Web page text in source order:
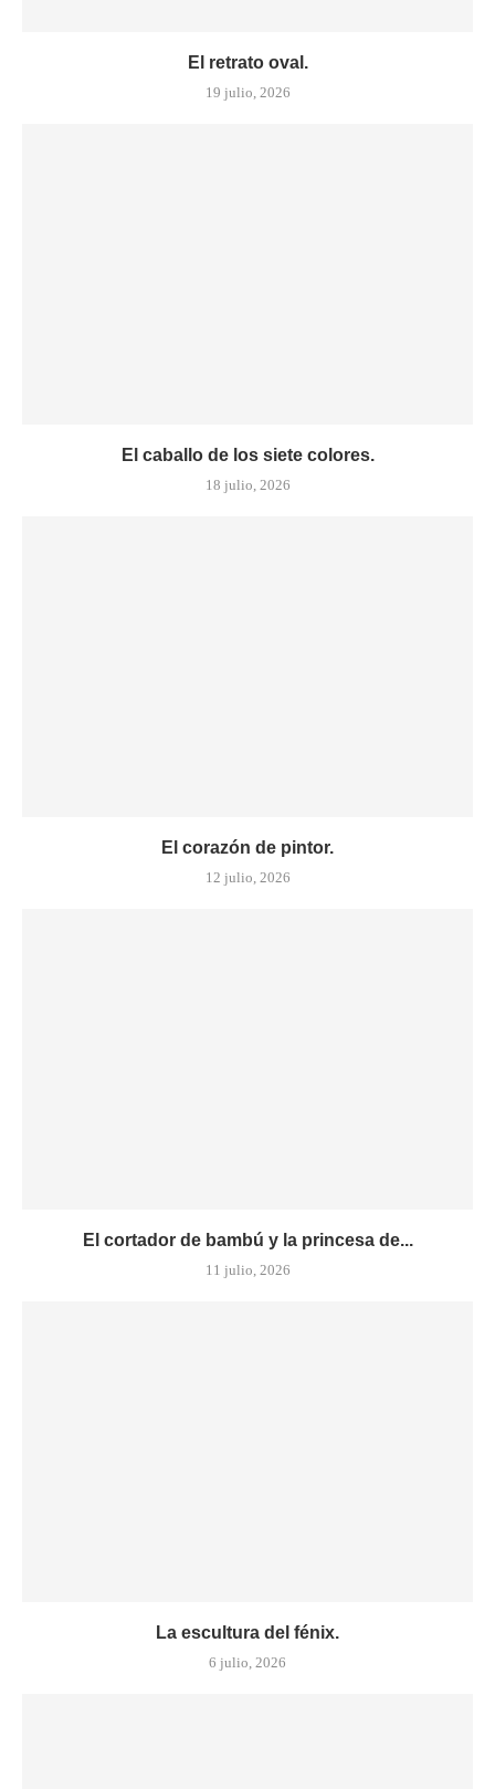
El retrato oval.
19 julio, 2026
El caballo de los siete colores.
18 julio, 2026
El corazón de pintor.
12 julio, 2026
El cortador de bambú y la princesa de...
11 julio, 2026
La escultura del fénix.
6 julio, 2026